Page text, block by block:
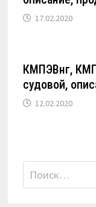
17.02.2020
КМПЭВнг,
судовой,
12.02.2020
Найти: